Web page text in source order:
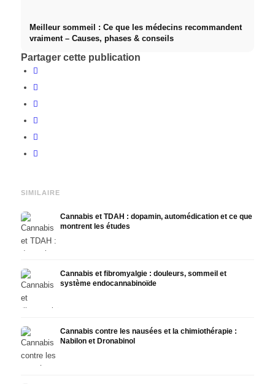
Meilleur sommeil : Ce que les médecins recommandent
vraiment – Causes, phases & conseils
Partager cette publication
SIMILAIRE
Cannabis et TDAH : dopamin, automédication et ce que
montrent les études
Cannabis et fibromyalgie : douleurs, sommeil et
système endocannabinoïde
Cannabis contre les nausées et la chimiothérapie :
Nabilon et Dronabinol